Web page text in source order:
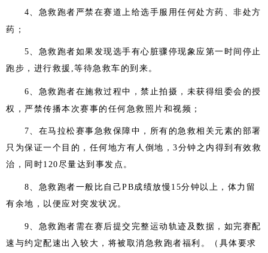
4、 急救跑者严禁在赛道上给选手服用任何处方药、非处方
药；
5、急救跑者如果发现选手有心脏骤停现象应第一时间停止
跑步，进行救援,等待急救车的到来。
6、 急救跑者在施救过程中，禁止拍摄，未获得组委会的授
权，严禁传播本次赛事的任何急救照片和视频；
7、在马拉松赛事急救保障中，所有的急救相关元素的部署
只为保证一个目的，任何地方有人倒地，3分钟之内得到有效救
治，同时120尽量达到事发点。
8、急救跑者一般比自己PB成绩放慢15分钟以上，体力留
有余地，以便应对突发状况。
9、急救跑者需在赛后提交完整运动轨迹及数据，如完赛配
速与约定配速出入较大，将被取消急救跑者福利。（具体要求